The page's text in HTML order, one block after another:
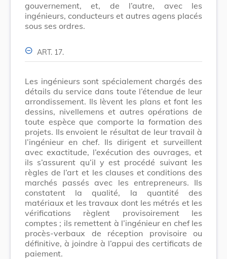
gouvernement, et, de l’autre, avec les
ingénieurs, conducteurs et autres agens placés
sous ses ordres.
ART. 17.
Les ingénieurs sont spécialement chargés des
détails du service dans toute l’étendue de leur
arrondissement. Ils lèvent les plans et font les
dessins, nivellemens et autres opérations de
toute espèce que comporte la formation des
projets. Ils envoient le résultat de leur travail à
l’ingénieur en chef. Ils dirigent et surveillent
avec exactitude, l’exécution des ouvrages, et
ils s’assurent qu’il y est procédé suivant les
règles de l’art et les clauses et conditions des
marchés passés avec les entrepreneurs. Ils
constatent la qualité, la quantité des
matériaux et les travaux dont les métrés et les
vérifications règlent provisoirement les
comptes ; ils remettent à l’ingénieur en chef les
procès-verbaux de réception provisoire ou
définitive, à joindre à l’appui des certificats de
paiement.